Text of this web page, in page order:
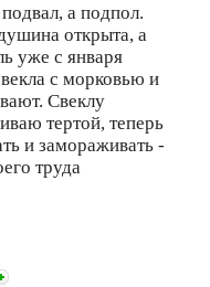
а подпол.
открыта, а
уже с января
с морковью и
Свеклу
тертой, теперь
и замораживать -
труда